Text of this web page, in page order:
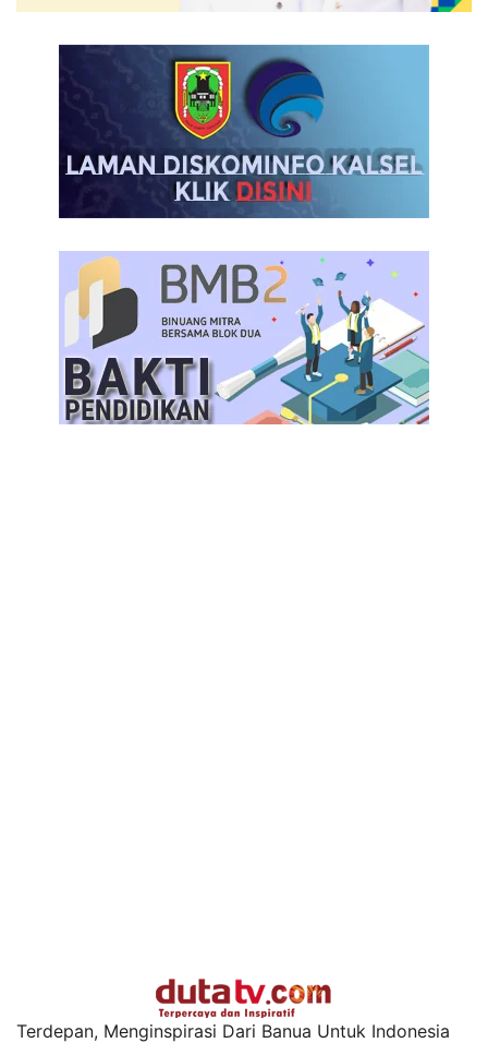
Terdepan, Menginspirasi Dari Banua Untuk Indonesia